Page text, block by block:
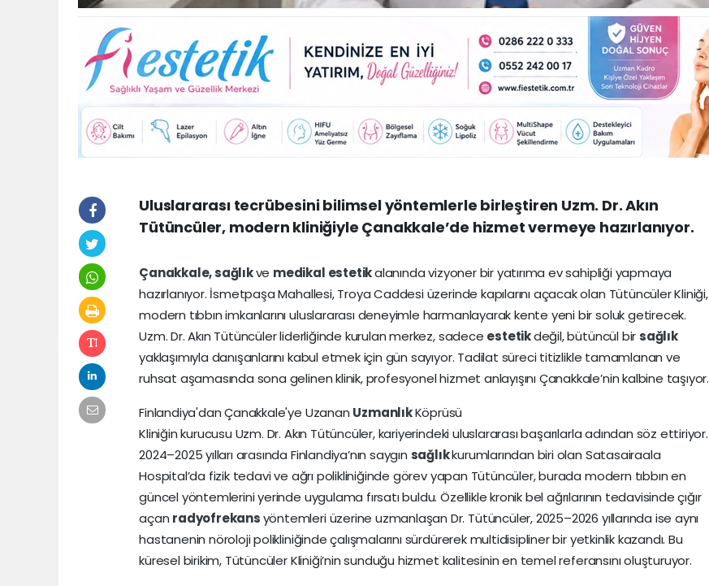
Uluslararası tecrübesini bilimsel yöntemlerle birleştiren Uzm. Dr. Akın
Tütüncüler, modern kliniğiyle Çanakkale’de hizmet vermeye hazırlanıyor.
Çanakkale,sağlıkve medikal estetikalanında vizyoner bir yatırıma ev sahipliği yapmaya
hazırlanıyor. İsmetpaşa Mahallesi, Troya Caddesi üzerinde kapılarını açacak olan Tütüncüler Kliniği,
modern tıbbın imkanlarını uluslararası deneyimle harmanlayarak kente yeni bir soluk getirecek.
Uzm. Dr. Akın Tütüncüler liderliğinde kurulan merkez, sadece estetikdeğil, bütüncül bir sağlık
yaklaşımıyla danışanlarını kabul etmek için gün sayıyor. Tadilat süreci titizlikle tamamlanan ve
ruhsat aşamasında sona gelinen klinik, profesyonel hizmet anlayışını Çanakkale’nin kalbine taşıyor.
Finlandiya'dan Çanakkale'ye Uzanan UzmanlıkKöprüsü
Kliniğin kurucusu Uzm. Dr. Akın Tütüncüler, kariyerindeki uluslararası başarılarla adından söz ettiriyor.
2024–2025 yılları arasında Finlandiya’nın saygın sağlıkkurumlarından biri olan Satasairaala
Hospital’da fizik tedavi ve ağrı polikliniğinde görev yapan Tütüncüler, burada modern tıbbın en
güncel yöntemlerini yerinde uygulama fırsatı buldu. Özellikle kronik bel ağrılarının tedavisinde çığır
açan radyofrekansyöntemleri üzerine uzmanlaşan Dr. Tütüncüler, 2025–2026 yıllarında ise aynı
hastanenin nöroloji polikliniğinde çalışmalarını sürdürerek multidisipliner bir yetkinlik kazandı. Bu
küresel birikim, Tütüncüler Kliniği’nin sunduğu hizmet kalitesinin en temel referansını oluşturuyor.